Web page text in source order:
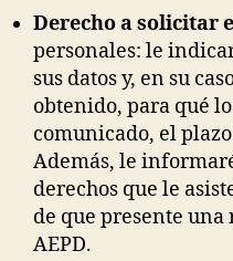
Derecho a solicitar
personales: le
sus datos y, en su
obtenido, para qué
comunicado, el
Además, le
derechos que le
de que presente
AEPD.